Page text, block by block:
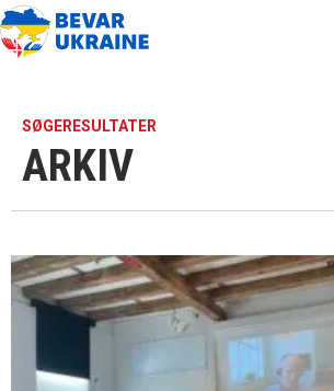
SØGERESULTATER
ARKIV